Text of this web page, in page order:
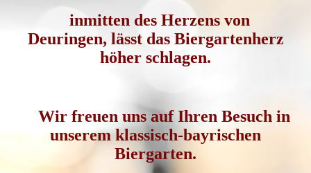
inmitten des Herzens von
Deuringen, lässt das Biergartenherz
höher schlagen.
Wir freuen uns auf Ihren Besuch in
unserem klassisch-bayrischen
Biergarten.